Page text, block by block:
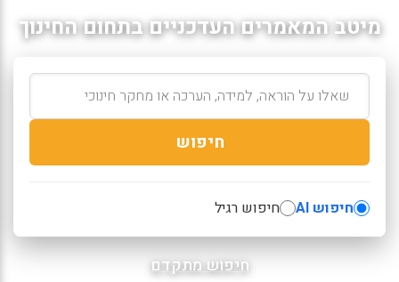
מיטב המאמרים העדכניים בתחום החינוך
חיפוש
חיפוש AI חיפוש רגיל
חיפוש מתקדם